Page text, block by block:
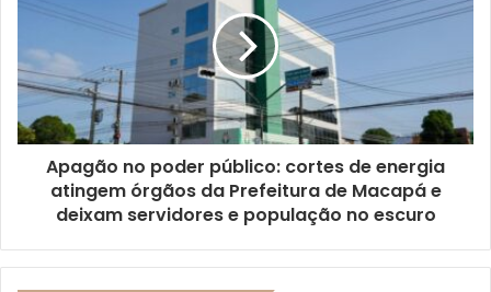
Apagão no poder público: cortes de energia
atingem órgãos da Prefeitura de Macapá e
deixam servidores e população no escuro